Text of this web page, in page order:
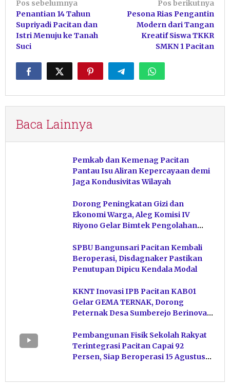
Navigasi
pos
Pos sebelumnya
Penantian 14 Tahun
Supriyadi Pacitan dan
Istri Menuju ke Tanah
Suci
Pos berikutnya
Pesona Rias Pengantin
Modern dari Tangan
Kreatif Siswa TKKR
SMKN 1 Pacitan
Baca Lainnya
Pemkab dan Kemenag Pacitan
Pantau Isu Aliran Kepercayaan demi
Jaga Kondusivitas Wilayah
Dorong Peningkatan Gizi dan
Ekonomi Warga, Aleg Komisi IV
Riyono Gelar Bimtek Pengolahan
SPBU Bangunsari Pacitan Kembali
Beroperasi, Disdagnaker Pastikan
Penutupan Dipicu Kendala Modal
KKNT Inovasi IPB Pacitan KAB01
Gelar GEMA TERNAK, Dorong
Peternak Desa Sumberejo Berinovasi
Pembangunan Fisik Sekolah Rakyat
Terintegrasi Pacitan Capai 92
Persen, Siap Beroperasi 15 Agustus